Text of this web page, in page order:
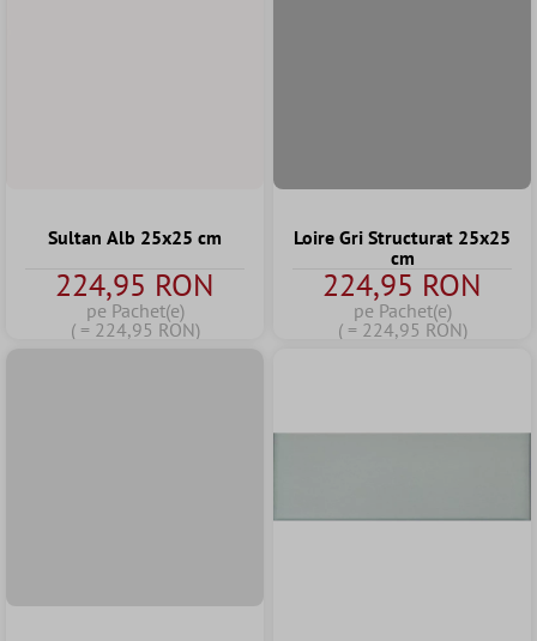
Sultan Alb 25x25 cm
224,95 RON
pe Pachet(e)
( = 224,95 RON)
Loire Gri Structurat 25x25
cm
224,95 RON
pe Pachet(e)
( = 224,95 RON)